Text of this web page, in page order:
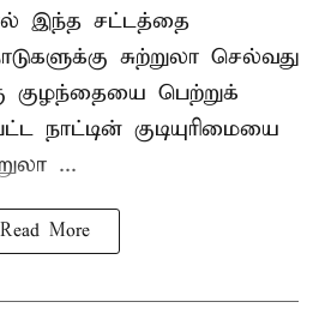
இந்த சட்டத்தை
சுற்றுலா செல்வது
பெற்றுக்
நாட்டின் குடியுரிமையை
...
Read More